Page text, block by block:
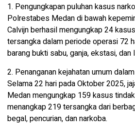
1. Pengungkapan puluhan kasus
Polrestabes Medan di bawah
Calvijn berhasil mengungkap 24
tersangka dalam periode operasi 72
barang bukti sabu, ganja, ekstasi, dan
2. Penanganan kejahatan umum
Selama 22 hari pada Oktober 2025,
Medan mengungkap 159 kasus
menangkap 219 tersangka dari
begal, pencurian, dan narkoba.